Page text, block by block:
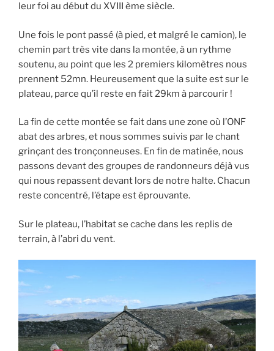
leur foi au début du XVIII ème siècle.
Une fois le pont passé (à pied, et malgré le camion), le
chemin part très vite dans la montée, à un rythme
soutenu, au point que les 2 premiers kilomètres nous
prennent 52mn. Heureusement que la suite est sur le
plateau, parce qu’il reste en fait 29km à parcourir !
La fin de cette montée se fait dans une zone où l’ONF
abat des arbres, et nous sommes suivis par le chant
grinçant des tronçonneuses. En fin de matinée, nous
passons devant des groupes de randonneurs déjà vus
qui nous repassent devant lors de notre halte. Chacun
reste concentré, l’étape est éprouvante.
Sur le plateau, l’habitat se cache dans les replis de
terrain, à l’abri du vent.